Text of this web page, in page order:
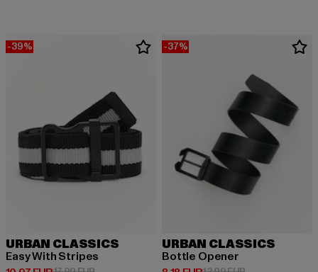
-39%
URBAN CLASSICS
Easy With Stripes
-37%
URBAN CLASSICS
Bottle Opener